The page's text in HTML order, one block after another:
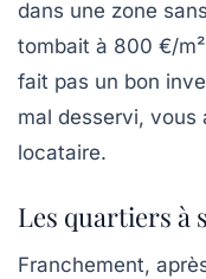
dans une zone
tombait à 800 €/
fait pas un bon
mal desservi, vous
locataire.
Les quartiers à
Franchement,